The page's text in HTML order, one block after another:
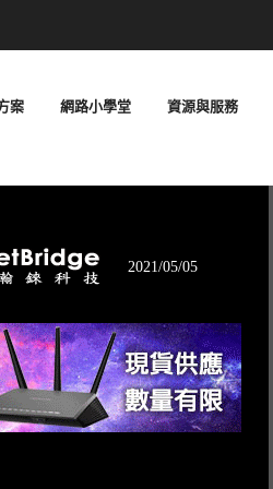
案 網路小學堂 資源與服務
2021/05/05